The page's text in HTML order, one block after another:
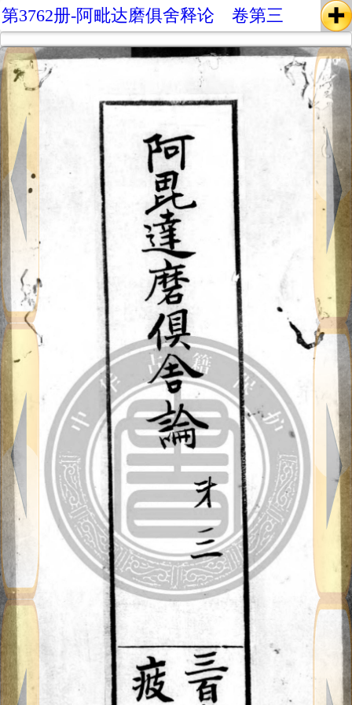
第3762册-阿毗达磨俱舍释论 卷第三